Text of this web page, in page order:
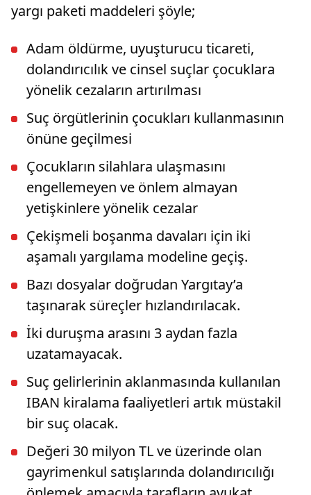
yargı paketi maddeleri şöyle;
Adam öldürme, uyuşturucu ticareti,
dolandırıcılık ve cinsel suçlar çocuklara
yönelik cezaların artırılması
Suç örgütlerinin çocukları kullanmasının
önüne geçilmesi
Çocukların silahlara ulaşmasını
engellemeyen ve önlem almayan
yetişkinlere yönelik cezalar
Çekişmeli boşanma davaları için iki
aşamalı yargılama modeline geçiş.
Bazı dosyalar doğrudan Yargıtay’a
taşınarak süreçler hızlandırılacak.
İki duruşma arasını 3 aydan fazla
uzatamayacak.
Suç gelirlerinin aklanmasında kullanılan
IBAN kiralama faaliyetleri artık müstakil
bir suç olacak.
Değeri 30 milyon TL ve üzerinde olan
gayrimenkul satışlarında dolandırıcılığı